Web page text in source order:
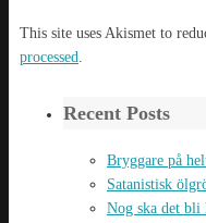
This site uses Akismet to
processed.
Recent Posts
Bryggare på
Satanistisk
Nog ska det bli